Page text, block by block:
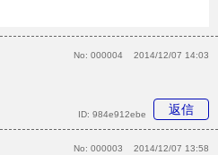
No: 000004 2014/12/07 14:03
返信
ID: 984e912ebe
No: 000003 2014/12/07 13:58